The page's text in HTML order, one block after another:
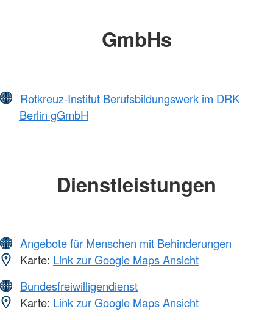
GmbHs
Rotkreuz-Institut Berufsbildungswerk im DRK
Berlin gGmbH
Dienstleistungen
Angebote für Menschen mit Behinderungen
Karte: Link zur Google Maps Ansicht
Bundesfreiwilligendienst
Karte: Link zur Google Maps Ansicht